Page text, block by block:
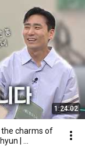
1:24:02
the charms of
| ...